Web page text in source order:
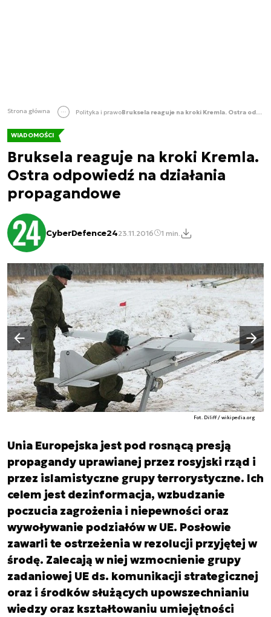
Strona główna Polityka i prawo Bruksela reaguje na kroki Kremla. Ostra odpowiedź na działania propagandowe
WIADOMOŚCI
Bruksela reaguje na kroki Kremla.
Ostra odpowiedź na działania
propagandowe
CyberDefence2423.11.2016 1 min.
Fot. Diliff / wikipedia.org
Poprzedni slajd
Następny slajd
Unia Europejska jest pod rosnącą presją
propagandy uprawianej przez rosyjski rząd i
przez islamistyczne grupy terrorystyczne. Ich
celem jest dezinformacja, wzbudzanie
poczucia zagrożenia i niepewności oraz
wywoływanie podziałów w UE. Posłowie
zawarli te ostrzeżenia w rezolucji przyjętej w
środę. Zalecają w niej wzmocnienie grupy
zadaniowej UE ds. komunikacji strategicznej
oraz i środków służących upowszechnianiu
wiedzy oraz kształtowaniu umiejętności